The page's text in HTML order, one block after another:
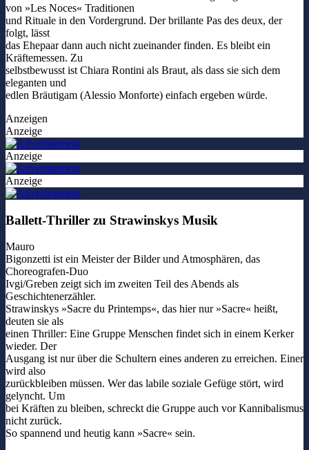
von »Les Noces« Traditionen
und Rituale in den Vordergrund. Der brillante Pas des deux, der
folgt, lässt
das Ehepaar dann auch nicht zueinander finden. Es bleibt ein
Kräftemessen. Zu
selbstbewusst ist Chiara Rontini als Braut, als dass sie sich dem
eleganten und
edlen Bräutigam (Alessio Monforte) einfach ergeben würde.
Anzeigen
Anzeige
Anzeige
Anzeige
Ballett-Thriller zu Strawinskys Musik
Mauro
Bigonzetti ist ein Meister der Bilder und Atmosphären, das
Choreografen-Duo
Ivgi/Greben zeigt sich im zweiten Teil des Abends als
Geschichtenerzähler.
Strawinskys »Sacre du Printemps«, das hier nur »Sacre« heißt,
deuten sie als
einen Thriller: Eine Gruppe Menschen findet sich in einem Kerker
wieder. Der
Ausgang ist nur über die Schultern eines anderen zu erreichen. Einer
wird also
zurückbleiben müssen. Wer das labile soziale Gefüge stört, wird
gelyncht. Um
bei Kräften zu bleiben, schreckt die Gruppe auch vor Kannibalismus
nicht zurück.
So spannend und heutig kann »Sacre« sein.